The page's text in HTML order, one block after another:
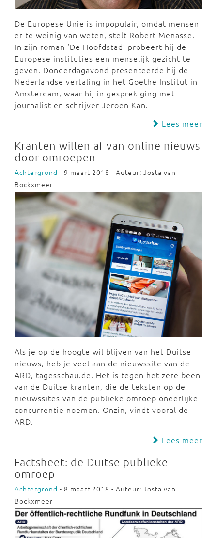
De Europese Unie is impopulair, omdat mensen
er te weinig van weten, stelt Robert Menasse.
In zijn roman ‘De Hoofdstad’ probeert hij de
Europese instituties een menselijk gezicht te
geven. Donderdagavond presenteerde hij de
Nederlandse vertaling in het Goethe Institut in
Amsterdam, waar hij in gesprek ging met
journalist en schrijver Jeroen Kan.
Lees meer
Kranten willen af van online nieuws
door omroepen
Achtergrond - 9 maart 2018 - Auteur: Josta van
Bockxmeer
Als je op de hoogte wil blijven van het Duitse
nieuws, heb je veel aan de nieuwssite van de
ARD, tagesschau.de. Het is tegen het zere been
van de Duitse kranten, die de teksten op de
nieuwssites van de publieke omroep oneerlijke
concurrentie noemen. Onzin, vindt vooral de
ARD.
Lees meer
Factsheet: de Duitse publieke
omroep
Achtergrond - 8 maart 2018 - Auteur: Josta van
Bockxmeer